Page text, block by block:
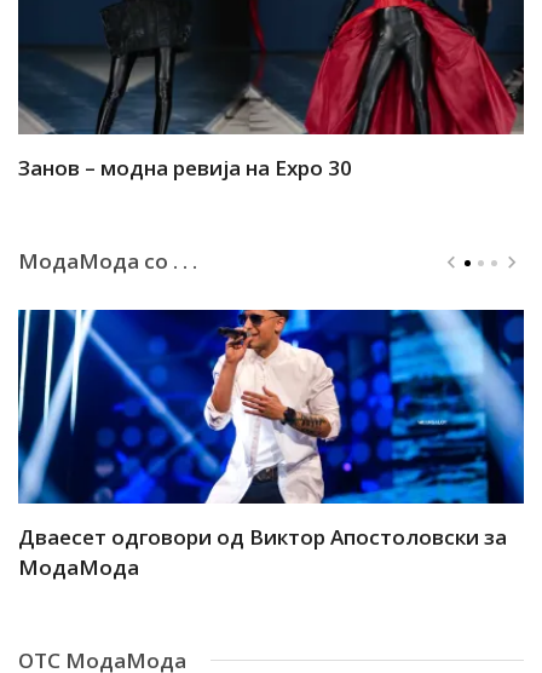
Занов – модна ревија на Expo 30
МодаМода со . . .
Дваесет одговори од Виктор Апостоловски за
МодаМода
ОТС МодаМода